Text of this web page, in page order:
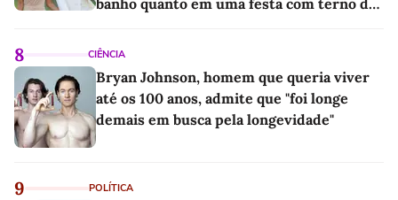
8 CIÊNCIA
Bryan Johnson, homem que queria viver
até os 100 anos, admite que "foi longe
demais em busca pela longevidade"
9 POLÍTICA